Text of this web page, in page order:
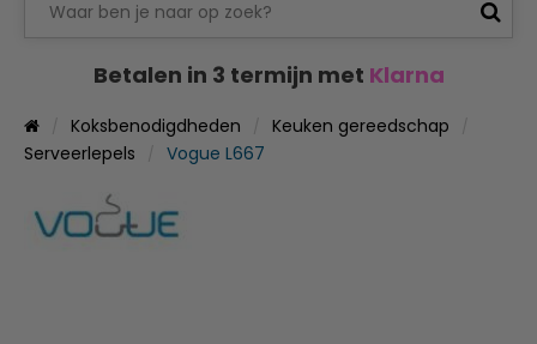
Betalen in 3 termijn met Klarna
Koksbenodigdheden
Keuken gereedschap
Serveerlepels
Vogue L667